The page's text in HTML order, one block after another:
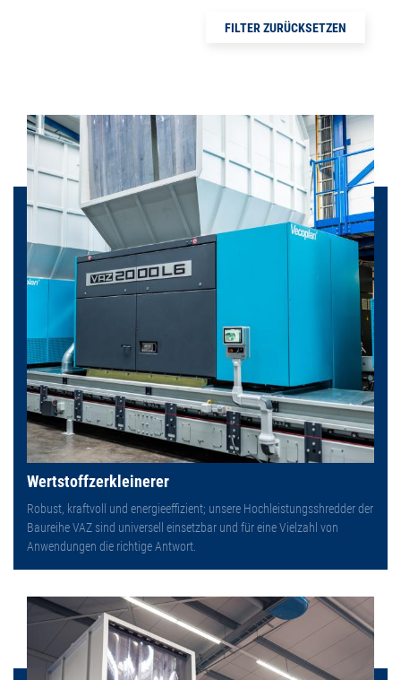
Wertstoffzerkleinerer
Robust, kraftvoll und energieeffizient; unsere Hochleistungsshredder der
Baureihe VAZ sind universell einsetzbar und für eine Vielzahl von
Anwendungen die richtige Antwort.